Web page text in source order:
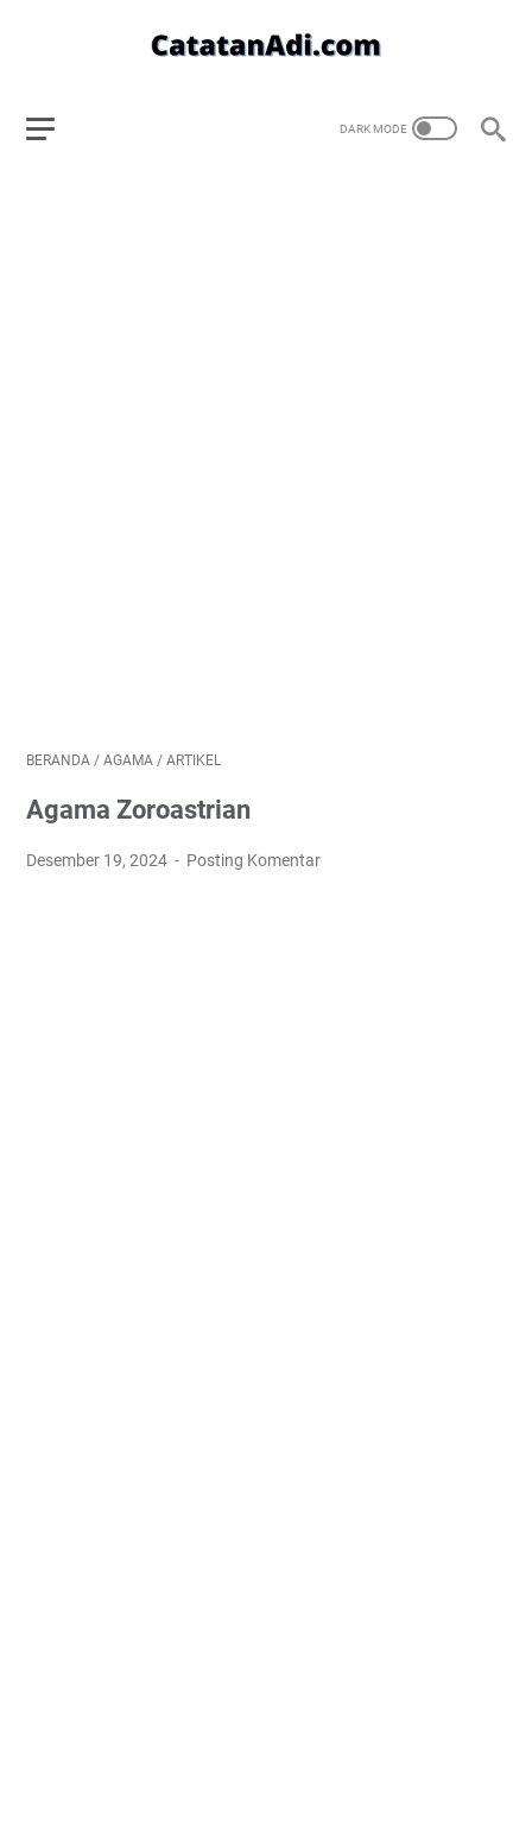
BERANDA / AGAMA / ARTIKEL
Agama Zoroastrian
Desember 19, 2024 Posting Komentar